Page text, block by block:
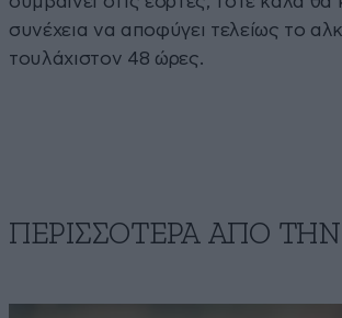
συνέχεια να αποφύγει τελείως το
τουλάχιστον 48 ώρες.
ΠΕΡΙΣΣΟΤΕΡΑ ΑΠΟ ΤΗΝ